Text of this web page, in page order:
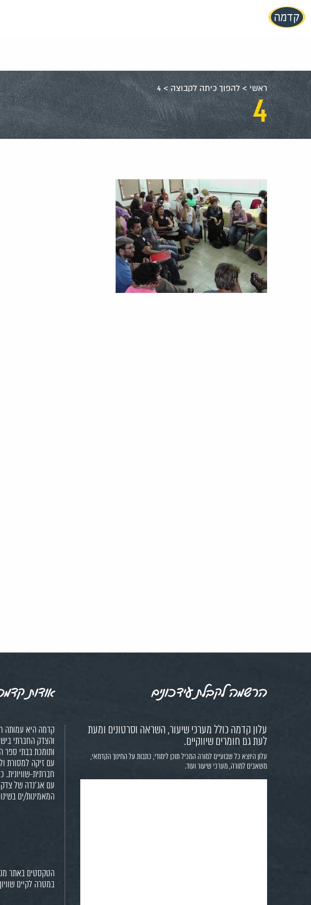
עבור
אל
ראשי>להפוך כיתה לקבוצה>
4
4
הרשמה לקבלת עידכונים
עלון קדמה כולל מערכי שיעור, השראה וסרטונים ומעת
לעת גם חומרים שיווקיים.
עלון היוצא כל שבועיים למורה המכיל תוכן לימודי, כתבות על החינוך הקדמאי,
משאבים למורה, מערכי שיעור ועוד.
אודות
קדמה היא עמותה
והצדק החברתי
ותומכת בבתי ספר
עם זיקה למסורת
חברתית-
עם אג'נדה של צדק
המאמינות/ים
הטקסטים באתר
במטרה לקיים